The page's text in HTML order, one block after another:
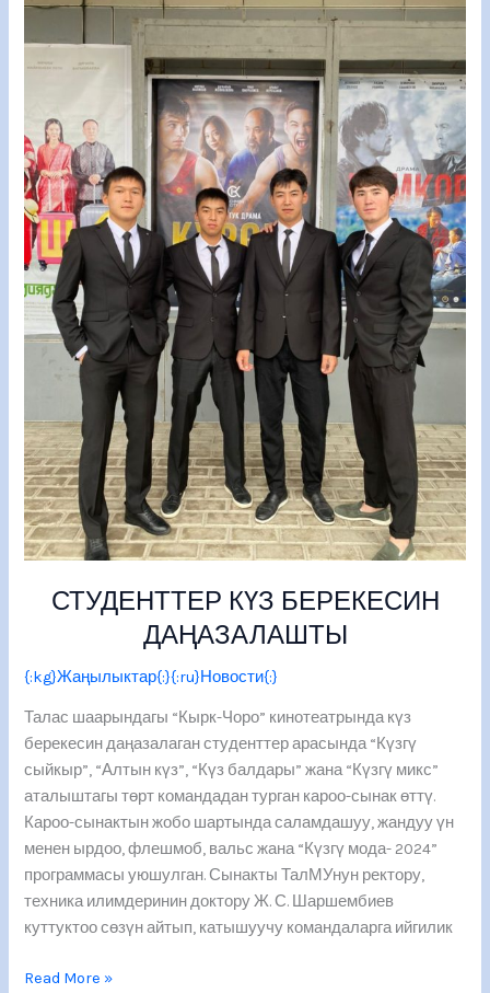
СТУДЕНТТЕР КҮЗ БЕРЕКЕСИН
ДАҢАЗАЛАШТЫ
{:kg}Жаңылыктар{:}{:ru}Новости{:}
Талас шаарындагы “Кырк-Чоро” кинотеатрында күз
берекесин даңазалаган студенттер арасында “Күзгү
сыйкыр”, “Алтын күз”, “Күз балдары” жана “Күзгү микс”
аталыштагы төрт командадан турган кароо-сынак өттү.
Кароо-сынактын жобо шартында саламдашуу, жандуу үн
менен ырдоо, флешмоб, вальс жана “Күзгү мода- 2024”
программасы уюшулган. Сынакты ТалМУнун ректору,
техника илимдеринин доктору Ж. С. Шаршембиев
куттуктоо сөзүн айтып, катышуучу командаларга ийгилик
КҮЗ
БЕРЕКЕСИН
ДАҢАЗАЛАШТЫ
Read More »